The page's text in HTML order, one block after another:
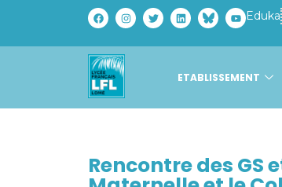
Eduka
ETABLISSEMENT
Rencontre des GS